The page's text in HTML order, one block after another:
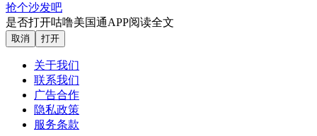
抢个沙发吧
是否打开咕噜美国通APP阅读全文
取消 打开
关于我们
联系我们
广告合作
隐私政策
服务条款